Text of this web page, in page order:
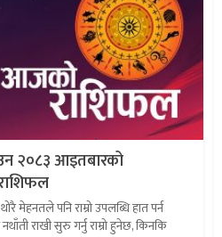
२०८३ आइतबारको
मेहनतले पनि राम्रो उपलब्धि हात पर्न
राखी सुरु गर्नु राम्रो हुनेछ, किनकि